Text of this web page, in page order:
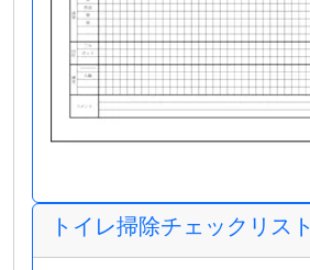
トイレ掃除チェックリスト